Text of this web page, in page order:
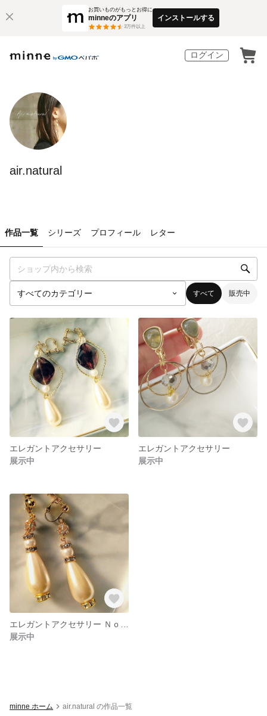
お買いものがもっとお得に
minneのアプリ
3万件以上
インストールする
ログイン
air.natural
作品一覧 シリーズ プロフィール レター
すべて 販売中
エレガントアクセサリー
展示中
エレガントアクセサリー
展示中
展示中
minne ホーム air.natural の作品一覧